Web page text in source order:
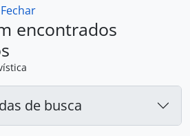
Fechar
encontrados
de busca